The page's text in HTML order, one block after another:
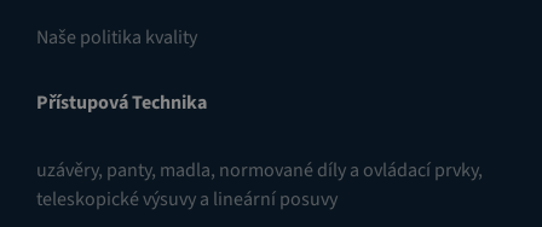
Naše politika kvality
Přístupová Technika
uzávěry, panty, madla, normované díly a ovládací prvky,
teleskopické výsuvy a lineární posuvy